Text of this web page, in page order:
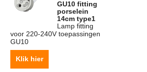
GU10 fitting
porselein
14cm type1
Lamp fitting
voor 220-240V toepassingen
GU10
Klik hier